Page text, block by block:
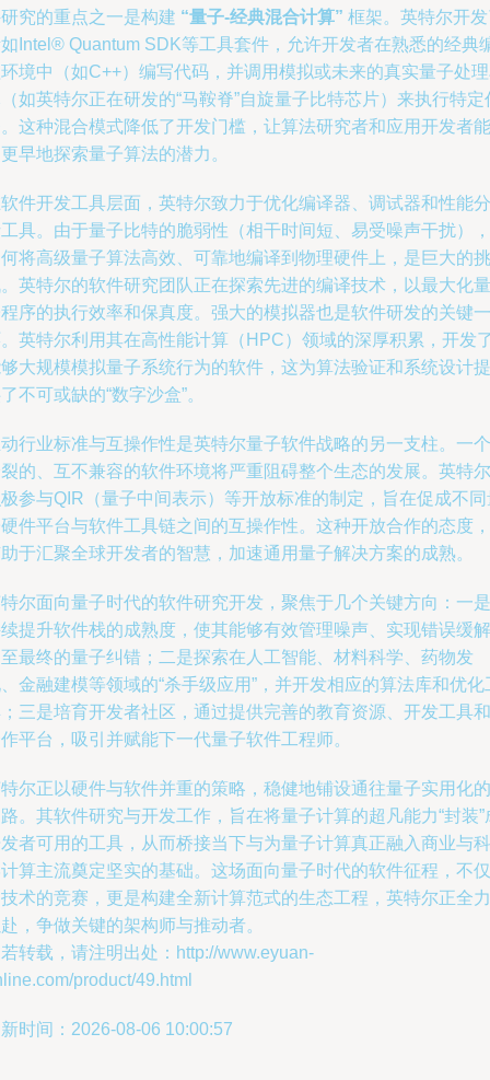
究的重点之一是构建 “量子-经典混合计算” 框架。英特尔开
Intel® Quantum SDK等工具套件，允许开发者在熟悉的经典
境中（如C++）编写代码，并调用模拟或未来的真实量子处
如英特尔正在研发的“马鞍脊”自旋量子比特芯片）来执行特定
这种混合模式降低了开发门槛，让算法研究者和应用开发者能
早地探索量子算法的潜力。
件开发工具层面，英特尔致力于优化编译器、调试器和性能分
具。由于量子比特的脆弱性（相干时间短、易受噪声干扰），
将高级量子算法高效、可靠地编译到物理硬件上，是巨大的挑
英特尔的软件研究团队正在探索先进的编译技术，以最大化量
序的执行效率和保真度。强大的模拟器也是软件研发的关键一
英特尔利用其在高性能计算（HPC）领域的深厚积累，开发
大规模模拟量子系统行为的软件，这为算法验证和系统设计提
不可或缺的“数字沙盒”。
行业标准与互操作性是英特尔量子软件战略的另一支柱。一个
的、互不兼容的软件环境将严重阻碍整个生态的发展。英特尔
参与QIR（量子中间表示）等开放标准的制定，旨在促成不同
件平台与软件工具链之间的互操作性。这种开放合作的态度，
于汇聚全球开发者的智慧，加速通用量子解决方案的成熟。
尔面向量子时代的软件研究开发，聚焦于几个关键方向：一是
提升软件栈的成熟度，使其能够有效管理噪声、实现错误缓解
最终的量子纠错；二是探索在人工智能、材料科学、药物发
金融建模等领域的“杀手级应用”，并开发相应的算法库和优化
三是培育开发者社区，通过提供完善的教育资源、开发工具和
平台，吸引并赋能下一代量子软件工程师。
尔正以硬件与软件并重的策略，稳健地铺设通往量子实用化的
。其软件研究与开发工作，旨在将量子计算的超凡能力“封装”
者可用的工具，从而桥接当下与为量子计算真正融入商业与科
算主流奠定坚实的基础。这场面向量子时代的软件征程，不仅
术的竞赛，更是构建全新计算范式的生态工程，英特尔正全力
，争做关键的架构师与推动者。
转载，请注明出处：http://www.eyuan-
product/49.html
时间：2026-08-06 10:00:57